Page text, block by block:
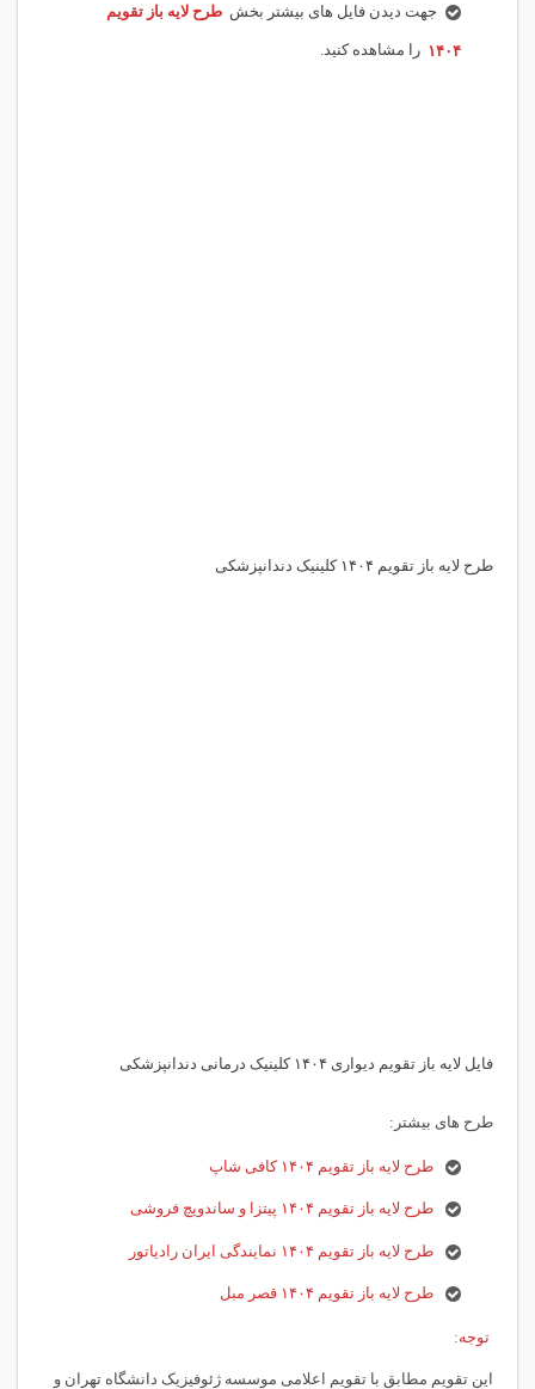
جهت دیدن فایل های بیشتر بخش طرح لایه باز تقویم
۱۴۰۴ را مشاهده کنید.
طرح لایه باز تقویم ۱۴۰۴ کلینیک دندانپزشکی
فایل لایه باز تقویم دیواری ۱۴۰۴ کلینیک درمانی دندانپزشکی
طرح های بیشتر:
طرح لایه باز تقویم ۱۴۰۴ کافی شاپ
طرح لایه باز تقویم ۱۴۰۴ پیتزا و ساندویچ فروشی
طرح لایه باز تقویم ۱۴۰۴ نمایندگی ایران رادیاتور
طرح لایه باز تقویم ۱۴۰۴ قصر مبل
توجه:
این تقویم مطابق با تقویم اعلامی موسسه ژئوفیزیک دانشگاه تهران و